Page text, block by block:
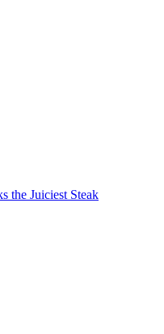
the Juiciest Steak